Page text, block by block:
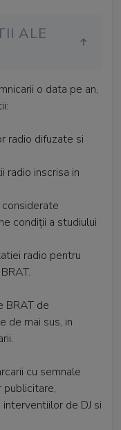
ALE
o data pe an,
radio difuzate si
inscrisa in
condiții a studiului
radio pentru
BRAT de
de mai sus, in
cu semnale
de DJ si